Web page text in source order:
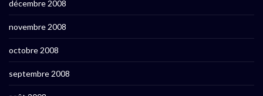
décembre 2008
novembre 2008
octobre 2008
septembre 2008